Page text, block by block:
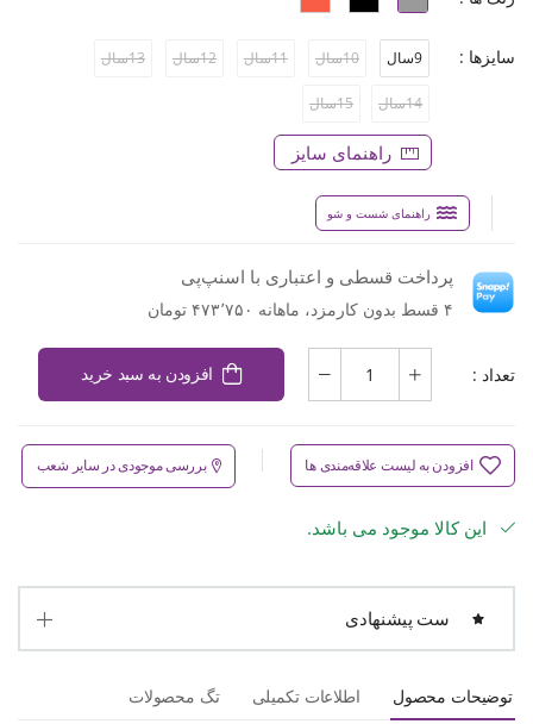
سایزها : 9سال 10سال 11سال 12سال 13سال
14سال 15سال
راهنمای سایز
راهنمای شست و شو
پرداخت قسطی و اعتباری با اسنپ‌پی
۴ قسط بدون کارمزد، ماهانه ۴۷۳٬۷۵۰ تومان
تعداد : افزودن به سبد خرید
افزودن به لیست علاقه‌مندی ها بررسی موجودی در سایر شعب
این کالا موجود می باشد.
ست پیشنهادی
توضیحات محصول اطلاعات تکمیلی تگ محصولات